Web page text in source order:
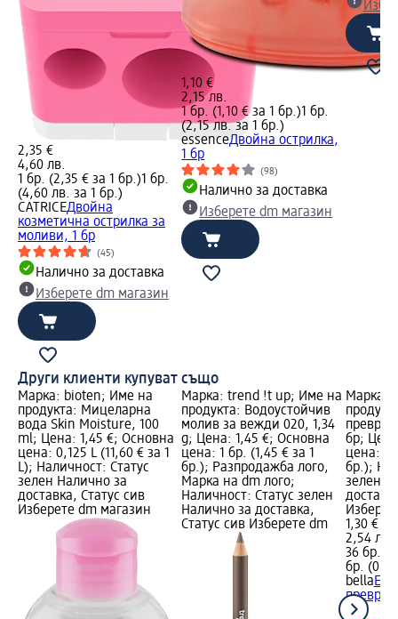
2,35 €
4,60 лв.
1 бр. (2,35 € за 1 бр.)1 бр.
(4,60 лв. за 1 бр.)
CATRICEДвойна
козметична острилка за
моливи, 1 бр
(45)
Налично за доставка
Изберете dm магазин
1,10 €
2,15 лв.
1 бр. (1,10 € за 1 бр.)1 бр.
(2,15 лв. за 1 бр.)
essenceДвойна острилка,
1 бр
(98)
Налично за доставка
Изберете dm магазин
Други клиенти купуват също
Марка: bioten; Име на
продукта: Мицеларна
вода Skin Moisture, 100
ml; Цена: 1,45 €; Основна
цена: 0,125 L (11,60 € за 1
L); Наличност: Статус
зелен Налично за
доставка, Статус сив
Изберете dm магазин
Марка: trend !t up; Име на
продукта: Водоустойчив
молив за вежди 020, 1,34
g; Цена: 1,45 €; Основна
цена: 1 бр. (1,45 € за 1
бр.); Разпродажба лого,
Марка на dm лого;
Наличност: Статус зелен
Налично за доставка,
Статус сив Изберете dm
Марка:
бр;
цена:
бр.);
зелен
1,30 €
2,54 лв.
36 бр.
бр.
bella
бр